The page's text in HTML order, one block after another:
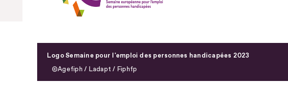
Logo Semaine pour l'emploi des personnes handicapées 2023
Agefiph / Ladapt / Fiphfp